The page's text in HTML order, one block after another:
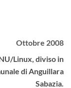
Ottobre 2008
Linux, diviso in
di Anguillara
Sabazia.